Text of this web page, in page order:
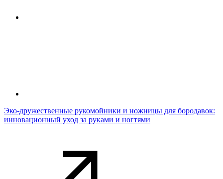
Эко-дружественные рукомойники и ножницы для бородавок:
инновационный уход за руками и ногтями